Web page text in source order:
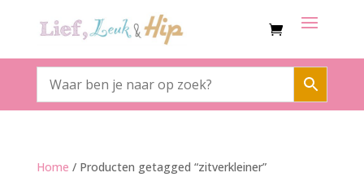
Home / Producten getagged “zitverkleiner”